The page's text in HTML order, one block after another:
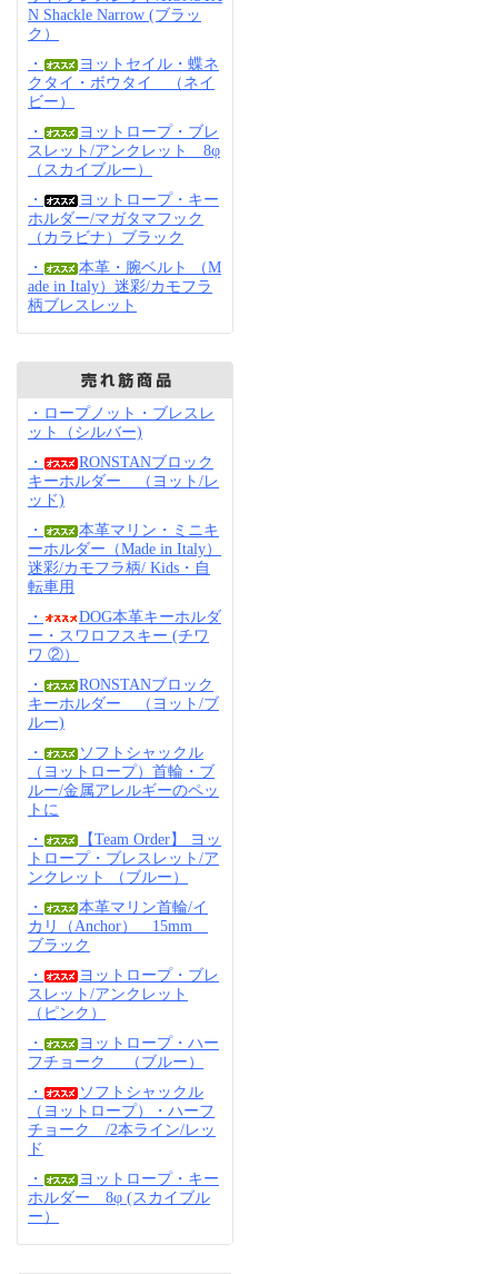
N Shackle Narrow (ブラッ
ク）
・
ヨットセイル・蝶ネ
クタイ・ボウタイ （ネイ
ビー）
・
ヨットロープ・ブレ
スレット/アンクレット 8φ
（スカイブルー）
・
ヨットロープ・キー
ホルダー/マガタマフック
（カラビナ）ブラック
・
本革・腕ベルト （M
ade in Italy）迷彩/カモフラ
柄ブレスレット
・ロープノット・ブレスレ
ット（シルバー)
・
RONSTANブロック
キーホルダー （ヨット/レ
ッド)
・
本革マリン・ミニキ
ーホルダー（Made in Italy）
迷彩/カモフラ柄/ Kids・自
転車用
・
DOG本革キーホルダ
ー・スワロフスキー (チワ
ワ ②）
・
RONSTANブロック
キーホルダー （ヨット/ブ
ルー)
・
ソフトシャックル
（ヨットロープ）首輪・ブ
ルー/金属アレルギーのペッ
トに
・
【Team Order】 ヨッ
トロープ・ブレスレット/ア
ンクレット （ブルー）
・
本革マリン首輪/イ
カリ（Anchor） 15mm
ブラック
・
ヨットロープ・ブレ
スレット/アンクレット
（ピンク）
・
ヨットロープ・ハー
フチョーク （ブルー）
・
ソフトシャックル
（ヨットロープ）・ハーフ
チョーク /2本ライン/レッ
ド
・
ヨットロープ・キー
ホルダー 8φ (スカイブル
ー）